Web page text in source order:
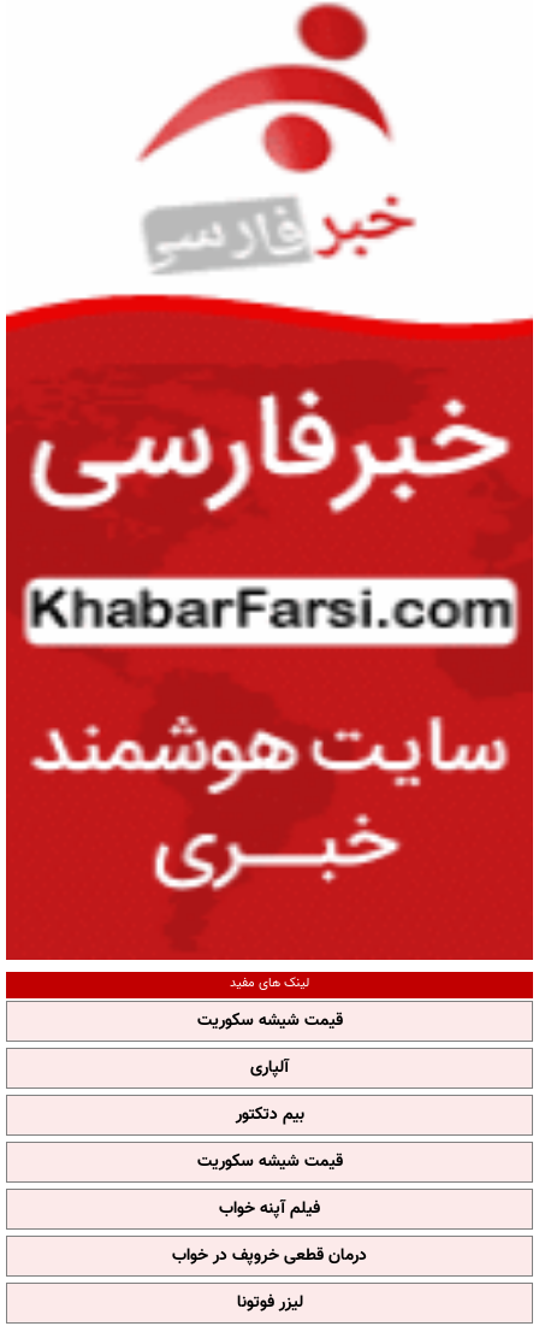
لینک های مفید
قیمت شیشه سکوریت
آلپاری
بیم دتکتور
قیمت شیشه سکوریت
فیلم آپنه خواب
درمان قطعی خروپف در خواب
لیزر فوتونا